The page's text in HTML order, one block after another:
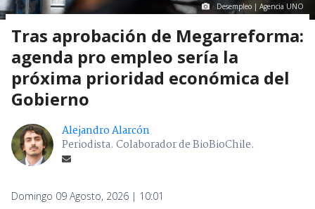
Desempleo | Agencia UNO
Tras aprobación de Megarreforma:
agenda pro empleo sería la
próxima prioridad económica del
Gobierno
Alejandro Alarcón
Periodista. Colaborador de BioBioChile.
Domingo 09 Agosto, 2026 | 10:01